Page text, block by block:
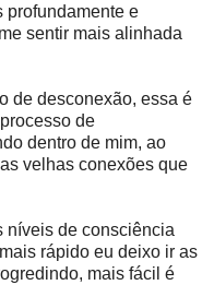
profundamente e
sentir mais alinhada
de desconexão, essa é
de
dentro de mim, ao
velhas conexões que
níveis de consciência
rápido eu deixo ir as
mais fácil é